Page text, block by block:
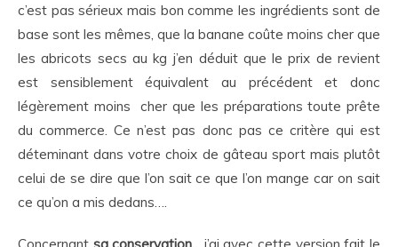
c’est pas sérieux mais bon comme les ingrédients sont de
base sont les mêmes, que la banane coûte moins cher que
les abricots secs au kg j’en déduit que le prix de revient
est sensiblement équivalent au précédent et donc
légèrement moins cher que les préparations toute prête
du commerce. Ce n’est pas donc pas ce critère qui est
déteminant dans votre choix de gâteau sport mais plutôt
celui de se dire que l’on sait ce que l’on mange car on sait
ce qu’on a mis dedans….